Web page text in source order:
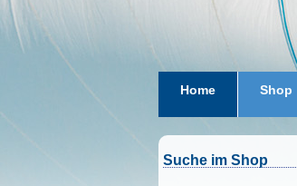
Home Shop
Suche im Shop